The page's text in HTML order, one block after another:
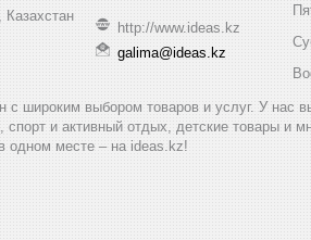
http://www.ideas.kz
galima@ideas.kz
с широким выбором товаров и услуг. У нас
и активный отдых, детские товары и
одном месте – на ideas.kz!